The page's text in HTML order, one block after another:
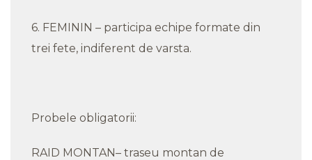
6. FEMININ – participa echipe formate din
trei fete, indiferent de varsta.
Probele obligatorii:
RAID MONTAN– traseu montan de